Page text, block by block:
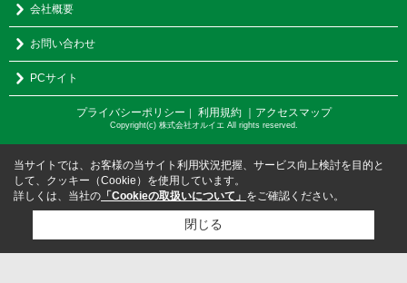
会社概要
お問い合わせ
PCサイト
プライバシーポリシー ｜ 利用規約 ｜アクセスマップ
Copyright(c) 株式会社オルイエ All rights reserved.
当サイトでは、お客様の当サイト利用状況把握、サービス向上検討を目的と
して、クッキー（Cookie）を使用しています。
詳しくは、当社の 「Cookieの取扱いについて」 をご確認ください。
閉じる